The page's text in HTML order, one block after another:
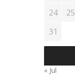
24
25
31
« Jul